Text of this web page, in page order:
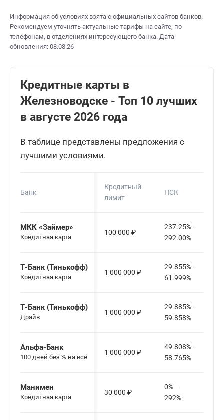
Информация об условиях взята с официальных сайтов банков.
Рекомендуем уточнять актуальные тарифы на сайте, по
телефонам, в отделениях интересующего банка. Дата
обновления: 08.08.26
Кредитные карты в
Железноводске - Топ 10 лучших
в августе 2026 года
В таблице представлены предложения с
лучшими условиями.
Банк
Кредитный
лимит
ПСК
МКК «Займер»
Кредитная карта
100 000 ₽
237.25% -
292.00%
Т-Банк (Тинькофф)
Кредитная карта
1 000 000 ₽
29.855% -
61.999%
Т-Банк (Тинькофф)
Драйв
1 000 000 ₽
29.885% -
59.858%
Альфа-Банк
100 дней без % на всё
1 000 000 ₽
49.808% -
58.765%
Манимен
Кредитная карта
30 000 ₽
0% -
292%